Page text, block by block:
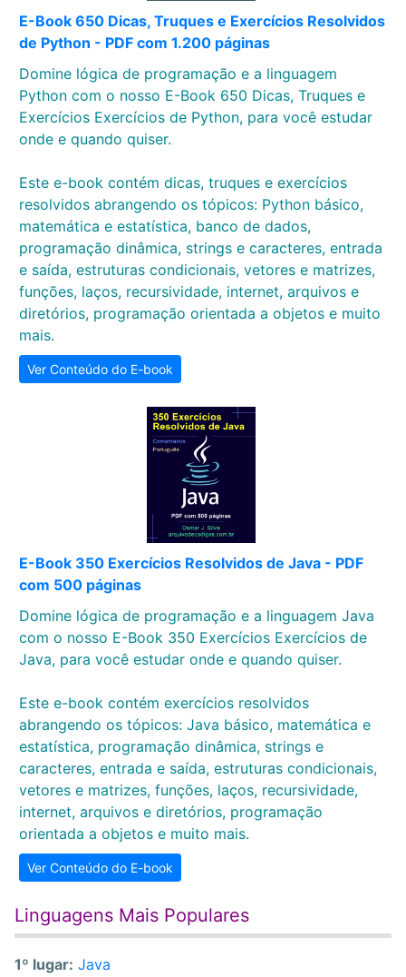
E-Book 650 Dicas, Truques e Exercícios Resolvidos
de Python - PDF com 1.200 páginas
Domine lógica de programação e a linguagem
Python com o nosso E-Book 650 Dicas, Truques e
Exercícios Exercícios de Python, para você estudar
onde e quando quiser.
Este e-book contém dicas, truques e exercícios
resolvidos abrangendo os tópicos: Python básico,
matemática e estatística, banco de dados,
programação dinâmica, strings e caracteres, entrada
e saída, estruturas condicionais, vetores e matrizes,
funções, laços, recursividade, internet, arquivos e
diretórios, programação orientada a objetos e muito
mais.
Ver Conteúdo do E-book
E-Book 350 Exercícios Resolvidos de Java - PDF
com 500 páginas
Domine lógica de programação e a linguagem Java
com o nosso E-Book 350 Exercícios Exercícios de
Java, para você estudar onde e quando quiser.
Este e-book contém exercícios resolvidos
abrangendo os tópicos: Java básico, matemática e
estatística, programação dinâmica, strings e
caracteres, entrada e saída, estruturas condicionais,
vetores e matrizes, funções, laços, recursividade,
internet, arquivos e diretórios, programação
orientada a objetos e muito mais.
Ver Conteúdo do E-book
Linguagens Mais Populares
1º lugar: Java